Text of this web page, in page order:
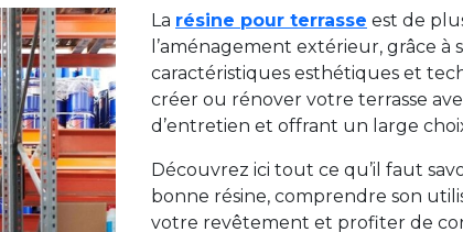
La résine pour terrasse est de
l’aménagement extérieur, grâce à
caractéristiques esthétiques et
créer ou rénover votre terrasse
d’entretien et offrant un large
Découvrez ici tout ce qu’il faut
bonne résine, comprendre son
votre revêtement et profiter de